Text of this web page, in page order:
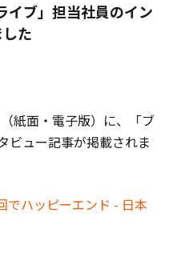
イブ」担当社員のイン
た
紙面・電子版）に、「ブ
ビュー記事が掲載されま
でハッピーエンド - 日本